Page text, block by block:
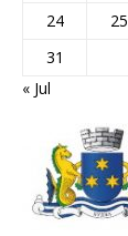
24
25
31
« Jul